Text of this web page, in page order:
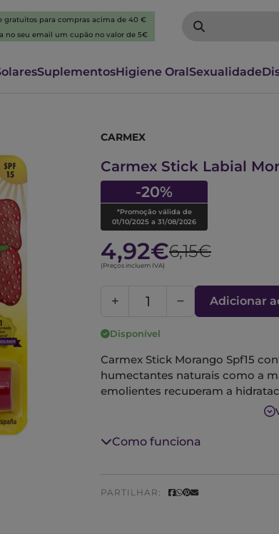
gratuitos para compras acima de 40 €
no seu email um cupão no valor de 5€
SuplementosHigiene OralSexualidade
CARMEX
Carmex Stick Labial
-20%
*Promoção válida de
01/10/2025 a 31/08/2026
4,92€6,15€
(Preços incluem IVA)
Adicionar
Disponível
Carmex Stick Morango Spf15
humectantes naturais como a
emolientes recuperam a
resulta nuns lábios que se vêm
dos lábios ásperos e gretados,
Como funciona
PARTILHAR: